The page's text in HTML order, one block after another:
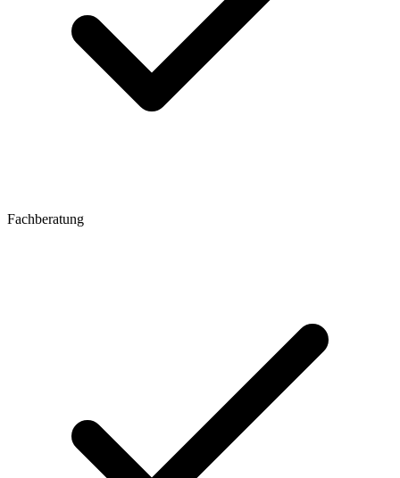
Fachberatung